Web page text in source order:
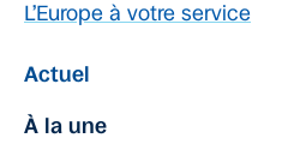
L’Europe à votre service
Actuel
À la une